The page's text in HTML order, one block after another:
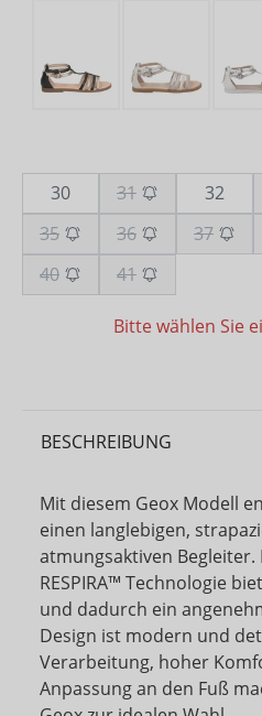
30 31 32
35
36 37
40
41
Bitte wählen Sie
BESCHREIBUNG
Mit diesem Geox Modell
einen langlebigen,
atmungsaktiven Begleiter.
RESPIRA™ Technologie
und dadurch ein
Design ist modern und
Verarbeitung, hoher
Anpassung an den Fuß